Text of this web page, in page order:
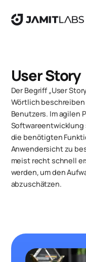
User Story
Der Begriff „User
Wörtlich
Benutzers. Im agilen
Softwareentwicklung
die benötigten
Anwendersicht zu
meist recht schnell
werden, um den
abzuschätzen.